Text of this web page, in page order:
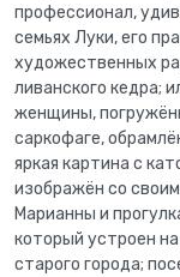
профессионал,
семьях Луки, его
художественных
ливанского кедра;
женщины,
саркофаге,
яркая картина с
изображён со
Марианны и
который устроен
старого города;